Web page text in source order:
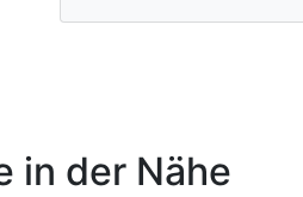
in der Nähe